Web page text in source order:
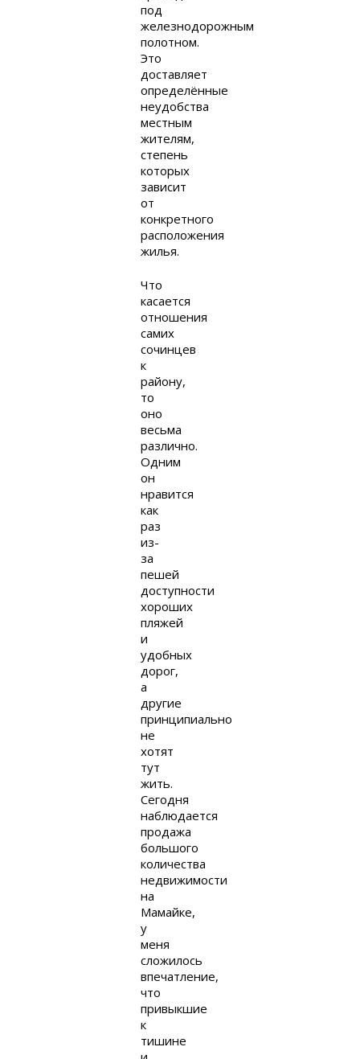
под
железнодорожным
полотном.
Это
доставляет
определённые
неудобства
местным
жителям,
степень
которых
зависит
от
конкретного
расположения
жилья.
Что
касается
отношения
самих
сочинцев
к
району,
то
оно
весьма
различно.
Одним
он
нравится
как
раз
из-
за
пешей
доступности
хороших
пляжей
и
удобных
дорог,
а
другие
принципиально
не
хотят
тут
жить.
Сегодня
наблюдается
продажа
большого
количества
недвижимости
на
Мамайке,
у
меня
сложилось
впечатление,
что
привыкшие
к
тишине